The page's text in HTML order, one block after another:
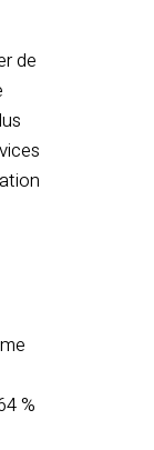
de
%